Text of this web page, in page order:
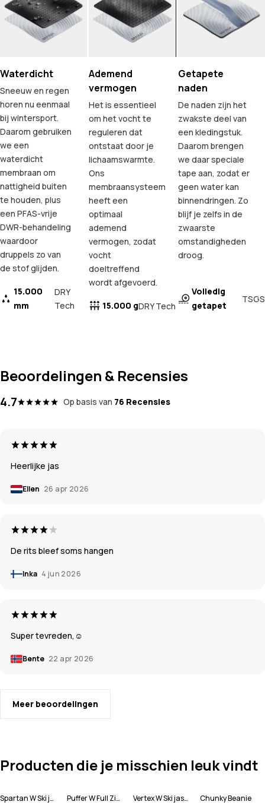
Waterdicht
Sneeuw en regen
horen nu eenmaal
bij wintersport.
Daarom gebruiken
we een
waterdicht
membraan om
nattigheid buiten
te houden, plus
een PFAS-vrije
DWR-behandeling
waardoor
druppels zo van
de stof glijden.
15.000
mm
DRY
Tech
Ademend
vermogen
Het is essentieel
om het vocht te
reguleren dat
ontstaat door je
lichaamswarmte.
Ons
membraansysteem
heeft een
optimaal
ademend
vermogen, zodat
vocht
doeltreffend
wordt afgevoerd.
15.000 gDRY Tech
Getapete
naden
De naden zijn het
zwakste deel van
een kledingstuk.
Daarom brengen
we daar speciale
tape aan, zodat er
geen water kan
binnendringen. Zo
blijf je zelfs in de
zwaarste
omstandigheden
droog.
Volledig
getapet
TSGS
Beoordelingen & Recensies
4.7 Op basis van 76 Recensies
Heerlijke jas
Ellen 26 apr 2026
De rits bleef soms hangen
Inka 4 jun 2026
Super tevreden,☺️
Bente 22 apr 2026
Meer beoordelingen
Producten die je misschien leuk vindt
Spartan W Ski jas Dames
Puffer W Full Zip Ski jas Dames
Vertex W Ski jas Dames
Chunky Beanie